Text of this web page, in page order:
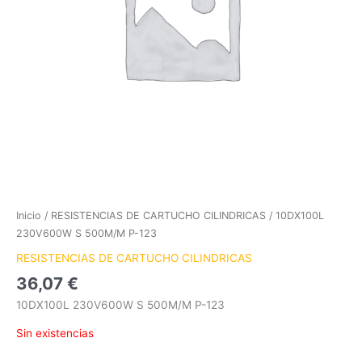
Inicio / RESISTENCIAS DE CARTUCHO CILINDRICAS / 10DX100L
230V600W S 500M/M P-123
RESISTENCIAS DE CARTUCHO CILINDRICAS
36,07 €
10DX100L 230V600W S 500M/M P-123
Sin existencias